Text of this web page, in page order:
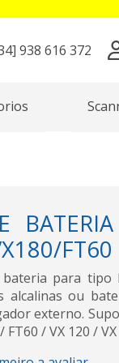
938 616 372
FT60
para tipo
alcalinas ou
externo.
FT60 / VX 120 / VX